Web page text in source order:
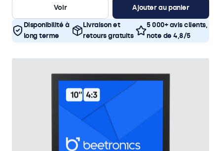
Voir Ajouter au panier
Disponibilité à
long terme
Livraison et
retours gratuits
5 000+ avis clients,
note de 4,8/5